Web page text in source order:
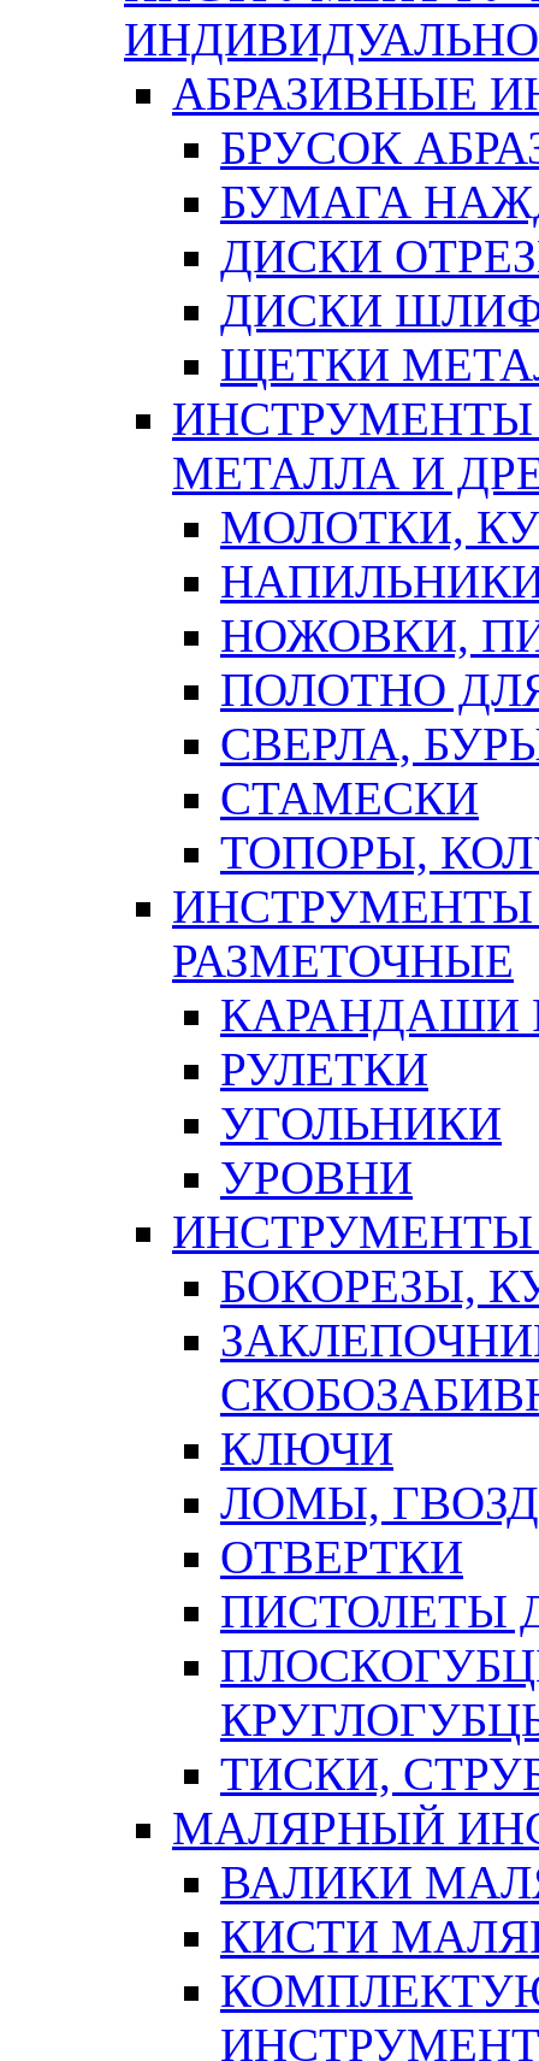
АБРАЗИВНЫЕ
БРУСОК
БУМАГА
ДИСКИ
ДИСКИ
ЩЕТКИ
ИНСТРУМЕНТЫ
МЕТАЛЛА И
МОЛОТКИ,
НОЖОВКИ,
ПОЛОТНО
СВЕРЛА,
СТАМЕСКИ
ТОПОРЫ,
ИНСТРУМЕНТЫ
РАЗМЕТОЧНЫЕ
КАРАНДАШИ
РУЛЕТКИ
УГОЛЬНИКИ
УРОВНИ
БОКОРЕЗЫ,
КЛЮЧИ
ЛОМЫ,
ОТВЕРТКИ
ПИСТОЛЕТЫ
ТИСКИ,
МАЛЯРНЫЙ
ВАЛИКИ
КИСТИ